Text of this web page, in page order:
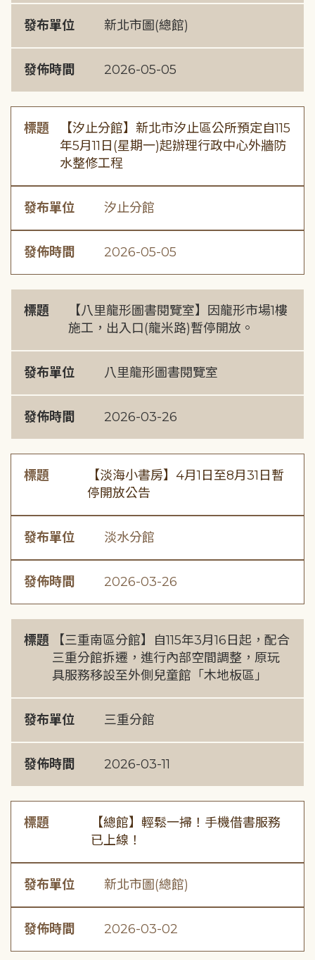
發布單位 新北市圖(總館)
發佈時間 2026-05-05
標題
【汐止分館】新北市汐止區公所預定自115
年5月11日(星期一)起辦理行政中心外牆防
水整修工程
發布單位 汐止分館
發佈時間 2026-05-05
標題
【八里龍形圖書閱覽室】因龍形市場1樓
施工，出入口(龍米路)暫停開放。
發布單位 八里龍形圖書閱覽室
發佈時間 2026-03-26
標題
【淡海小書房】4月1日至8月31日暫
停開放公告
發布單位 淡水分館
發佈時間 2026-03-26
標題
【三重南區分館】自115年3月16日起，配合
三重分館拆遷，進行內部空間調整，原玩
具服務移設至外側兒童館「木地板區」
發布單位 三重分館
發佈時間 2026-03-11
標題
【總館】輕鬆一掃！手機借書服務
已上線！
發布單位 新北市圖(總館)
發佈時間 2026-03-02